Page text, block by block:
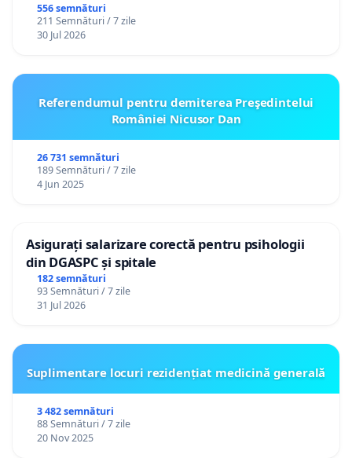
556 semnături
211 Semnături / 7 zile
30 Jul 2026
Referendumul pentru demiterea Preşedintelui
României Nicusor Dan
26 731 semnături
189 Semnături / 7 zile
4 Jun 2025
Asigurați salarizare corectă pentru psihologii
din DGASPC și spitale
182 semnături
93 Semnături / 7 zile
31 Jul 2026
Suplimentare locuri rezidențiat medicină generală
3 482 semnături
88 Semnături / 7 zile
20 Nov 2025